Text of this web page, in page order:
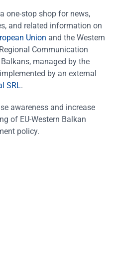
one-stop shop for news,
and related information on
Union and the Western
Communication
managed by the
by an external
SRL.
awareness and increase
of EU-Western Balkan
policy.